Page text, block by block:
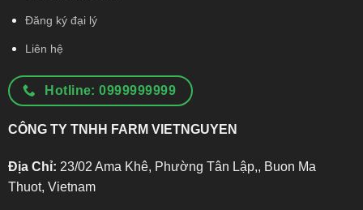
Đăng ký đại lý
Liên hệ
Hotline: 0999999999
CÔNG TY TNHH FARM VIETNGUYEN
Địa Chỉ: 23/02 Ama Khê, Phường Tân Lập,, Buon Ma
Thuot, Vietnam